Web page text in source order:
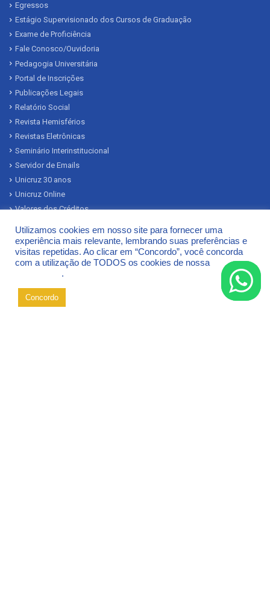
Egressos
Estágio Supervisionado dos Cursos de Graduação
Exame de Proficiência
Fale Conosco/Ouvidoria
Pedagogia Universitária
Portal de Inscrições
Publicações Legais
Relatório Social
Revista Hemisférios
Revistas Eletrônicas
Seminário Interinstitucional
Servidor de Emails
Unicruz 30 anos
Unicruz Online
Valores dos Créditos
E-MEC
Utilizamos cookies em nosso site para fornecer uma
experiência mais relevante, lembrando suas preferências e
visitas repetidas. Ao clicar em “Concordo”, você concorda
com a utilização de TODOS os cookies de nossa
Política de
.
Concordo